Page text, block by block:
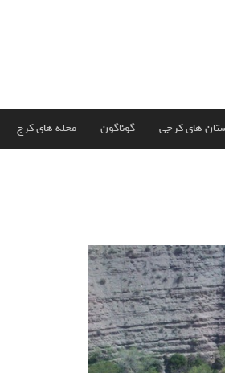
های کرجی گوناگون محله های کرج